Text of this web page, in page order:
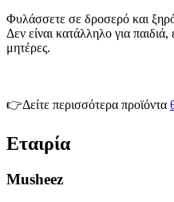
Φυλάσσετε σε δροσερό και
Δεν είναι κατάλληλο για
μητέρες.
👉Δείτε περισσότερα προϊόντα
Εταιρία
Musheez